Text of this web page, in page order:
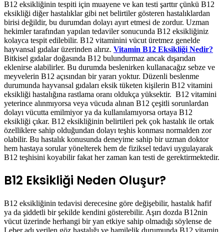
birisi değildir, bu durumdan dolayı ayırt etmesi de zordur. Uzman
hekimler tarafından yapılan tedaviler sonucunda B12 eksikliğiniz
kolayca tespit edilebilir. B12 vitaminini vücut üretmez genelde
hayvansal gıdalar üzerinden alırız.Vitamin B12 Eksikliği Nedir?
Bitkisel gıdalar doğasında B12 bulundurmaz ancak dışarıdan
eklenirse alabilirler. Bu durumda beslenirken kullanacağız sebze ve
meyvelerin B12 açısından bir yararı yoktur. Düzenli beslenme
durumunda hayvansal gıdaları eksik tüketen kişilerin B12 vitamini
eksikliği hastalığına rastlama oranı oldukça yüksektir. B12 vitamini
yeterince alınmıyorsa veya vücuda alınan B12 çeşitli sorunlardan
dolayı vücutta emilmiyor ya da kullanılamıyorsa ortaya B12
eksikliği çıkar. B12 eksikliğinin belirtileri pek çok hastalık ile ortak
özelliklere sahip olduğundan dolayı teşhis konması normalden zor
olabilir. Bu hastalık konusunda deneyime sahip bir uzman doktor
hem hastaya sorular yönelterek hem de fiziksel tedavi uygulayarak
B12 teşhisini koyabilir fakat her zaman kan testi de gerektirmektedir.
B12 Eksikliği Neden Oluşur?
B12 eksikliğinin tedavisi derecesine göre değişebilir, hastalık hafif
vücut üzerinde herhangi bir yan etkiye sahip olmadığı söylense de
Leber adı verilen göz hastalığı ve hamilelik durumunda B12 vitamin
alımının kontrollü olması gerekmektedir. Bu nedenden dolayı